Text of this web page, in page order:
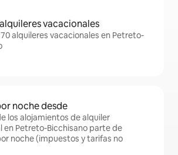
vacacionales
alquileres vacacionales en Petreto-
noche desde
los alojamientos de alquiler
en Petreto-Bicchisano parte de
noche (impuestos y tarifas no